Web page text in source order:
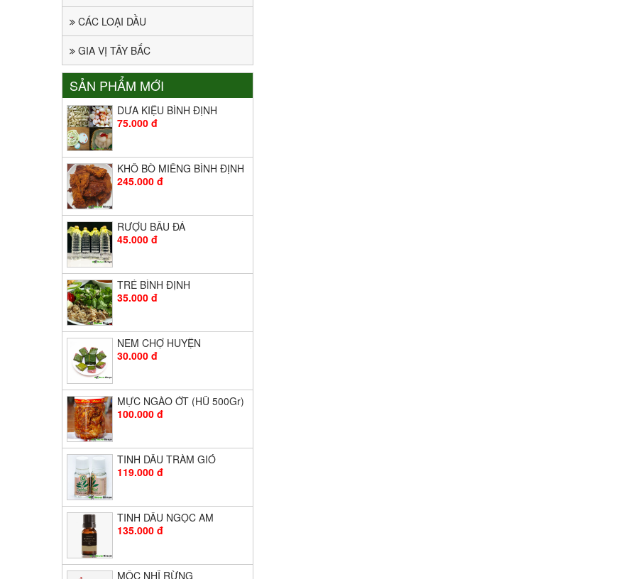
CÁC LOẠI DẦU
GIA VỊ TÂY BẮC
SẢN PHẨM MỚI
DƯA KIỆU BÌNH ĐỊNH
75.000 đ
KHÔ BÒ MIẾNG BÌNH ĐỊNH
245.000 đ
RƯỢU BẦU ĐÁ
45.000 đ
TRÉ BÌNH ĐỊNH
35.000 đ
NEM CHỢ HUYỆN
30.000 đ
MỰC NGÀO ỚT (HŨ 500Gr)
100.000 đ
TINH DẦU TRÀM GIÓ
119.000 đ
TINH DẦU NGỌC AM
135.000 đ
MỘC NHĨ RỪNG